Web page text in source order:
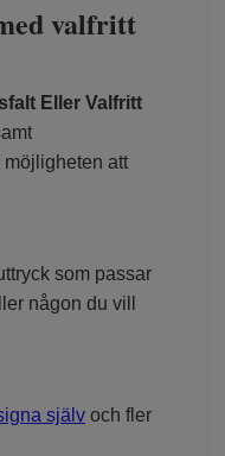
valfritt
Eller Valfritt
att
som passar
någon du vill
själv och fler